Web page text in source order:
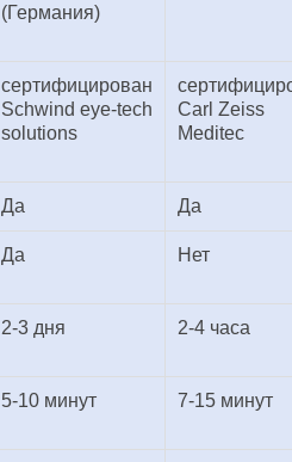
(Германия)
сертифицирован
Schwind eye-tech
solutions
Carl Zeiss
Meditec
Да Да
Да Нет
2-3 дня 2-4 часа
5-10 минут 7-15 минут